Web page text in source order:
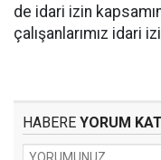
de idari izin
çalışanlarımız idari
HABERE YORUM KAT